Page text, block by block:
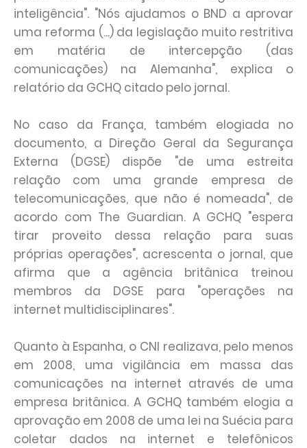
inteligência". "Nós ajudamos o BND a aprovar
uma reforma (...) da legislação muito restritiva
em matéria de intercepção (das
comunicações) na Alemanha", explica o
relatório da GCHQ citado pelo jornal.
No caso da França, também elogiada no
documento, a Direção Geral da Segurança
Externa (DGSE) dispõe "de uma estreita
relação com uma grande empresa de
telecomunicações, que não é nomeada", de
acordo com The Guardian. A GCHQ "espera
tirar proveito dessa relação para suas
próprias operações", acrescenta o jornal, que
afirma que a agência britânica treinou
membros da DGSE para "operações na
internet multidisciplinares".
Quanto à Espanha, o CNI realizava, pelo menos
em 2008, uma vigilância em massa das
comunicações na internet através de uma
empresa britânica. A GCHQ também elogia a
aprovação em 2008 de uma lei na Suécia para
coletar dados na internet e telefônicos